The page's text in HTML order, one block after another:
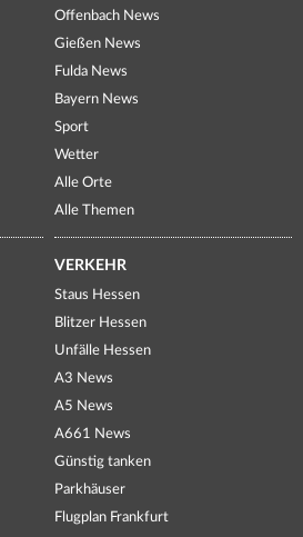
Offenbach News
Gießen News
Fulda News
Bayern News
Sport
Wetter
Alle Orte
Alle Themen
VERKEHR
Staus Hessen
Blitzer Hessen
Unfälle Hessen
A3 News
A5 News
A661 News
Günstig tanken
Parkhäuser
Flugplan Frankfurt